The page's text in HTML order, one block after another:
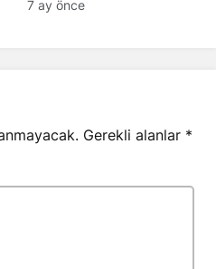
7 ay önce
Gerekli alanlar *